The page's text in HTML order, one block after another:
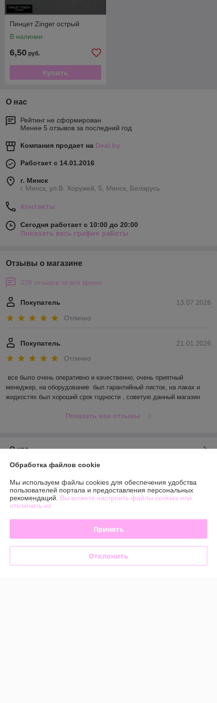
Пинцет Zinger острый
В наличии
6,50 руб.
Купить
О нас
Рейтинг не сформирован
Менее 5 отзывов за последний год
Компания продает на Deal.by
Работает с 14.01.2016
г. Минск
г. Минск, ул.В. Хоружей, 5, Минск, Беларусь
Контакты
Сегодня работает с 10:00 до 20:00
Показать весь график работы
Отзывы о магазине
328 отзывов за всё время
13.07.2026
Покупатель
Отлично
21.01.2026
Покупатель
Отлично
все было очень оперативно и качественно, очень приятный
менеджер, на оборудование  был гарантийный листок, на лаках и
жидкостях был хороший срок годности , советую данный магазин
Показать все отзывы
О нас
Доставка и оплата
Полная версия сайта
Обработка файлов cookie
Мы используем файлы cookies для обеспечения удобства
пользователей портала и предоставления персональных
рекомендаций. Вы можете настроить файлы cookies или
отключить их.
Принять
Отклонить